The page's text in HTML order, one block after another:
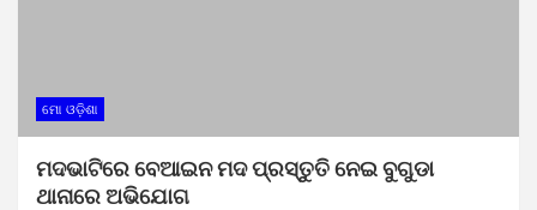
ମୋ ଓଡ଼ିଶା
ମଦଭାଟିରେ ବେଆଇନ ମଦ ପ୍ରସ୍ତୁତି ନେଇ ବୁଗୁଡା
ଥାନାରେ ଅଭିଯୋଗ